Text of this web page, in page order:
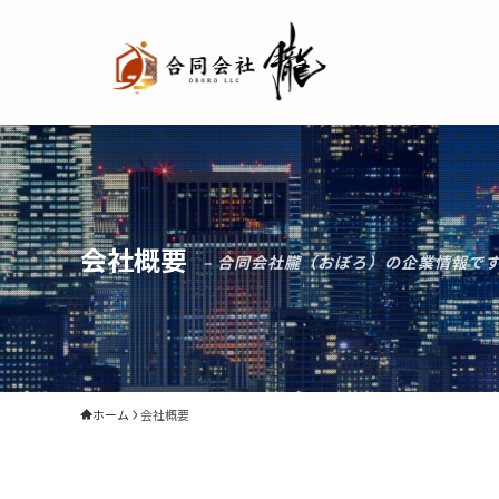
会社概要 – 合同会社朧（おぼろ）の企業情報で
ホーム 会社概要